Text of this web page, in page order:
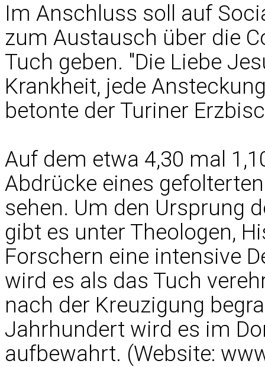
Im Anschluss soll auf
zum Austausch über die
Tuch geben. "Die Liebe
Krankheit, jede
betonte der Turiner
Auf dem etwa 4,30 mal
Abdrücke eines
sehen. Um den Ursprung
gibt es unter Theologen,
Forschern eine intensive
wird es als das Tuch
nach der Kreuzigung
Jahrhundert wird es im
aufbewahrt. (Website: